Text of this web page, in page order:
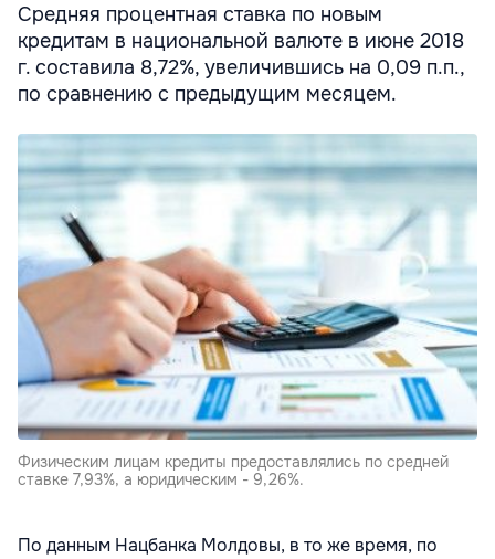
Средняя процентная ставка по новым
кредитам в национальной валюте в июне 2018
г. составила 8,72%, увеличившись на 0,09 п.п.,
по сравнению с предыдущим месяцем.
Физическим лицам кредиты предоставлялись по средней
ставке 7,93%, а юридическим - 9,26%.
По данным Нацбанка Молдовы, в то же время, по